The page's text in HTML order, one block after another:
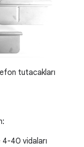
tutacakları
4-40 vidaları